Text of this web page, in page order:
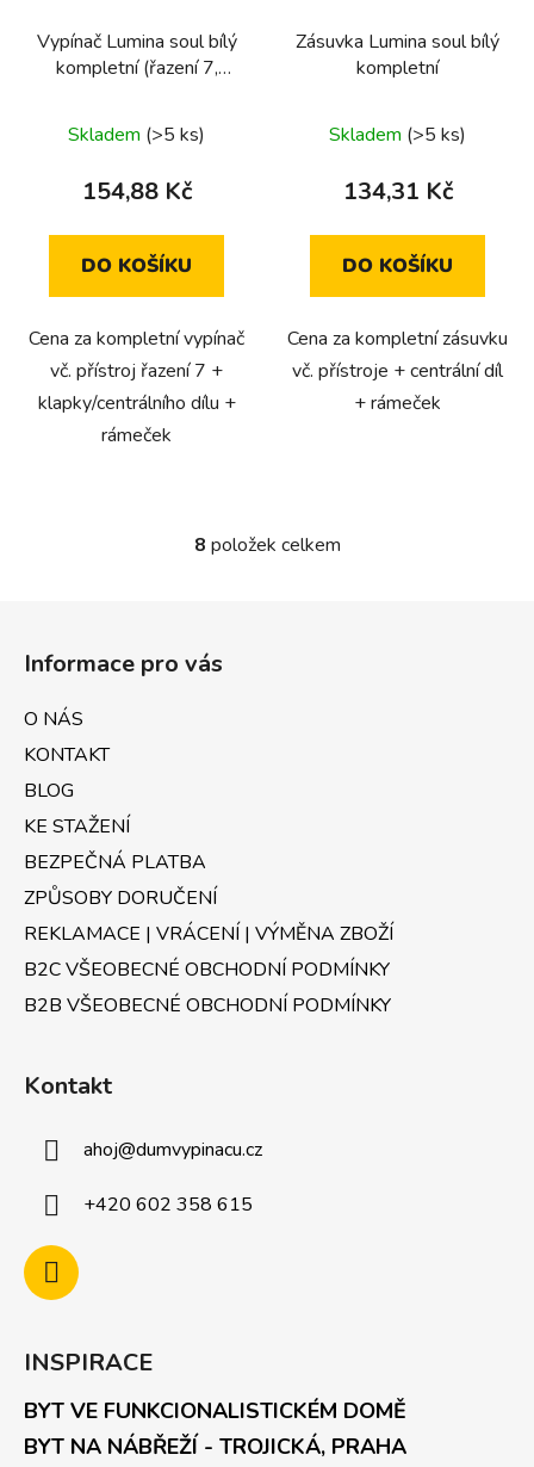
Vypínač Lumina soul bílý
kompletní (řazení 7,
Skladem (>5 ks)
154,88 Kč
DO KOŠÍKU
Cena za kompletní vypínač
vč. přístroj řazení 7 +
klapky/centrálního dílu +
rámeček
Zásuvka Lumina soul bílý
kompletní
Skladem (>5 ks)
134,31 Kč
DO KOŠÍKU
Cena za kompletní zásuvku
vč. přístroje + centrální díl
+ rámeček
O
ý
p
i
s
8 položek celkem
Informace pro vás
O NÁS
KONTAKT
BLOG
KE STAŽENÍ
BEZPEČNÁ PLATBA
ZPŮSOBY DORUČENÍ
REKLAMACE | VRÁCENÍ | VÝMĚNA ZBOŽÍ
B2C VŠEOBECNÉ OBCHODNÍ PODMÍNKY
B2B VŠEOBECNÉ OBCHODNÍ PODMÍNKY
Kontakt
ahoj@dumvypinacu.cz
+420 602 358 615
INSPIRACE
BYT VE FUNKCIONALISTICKÉM DOMĚ
BYT NA NÁBŘEŽÍ - TROJICKÁ, PRAHA